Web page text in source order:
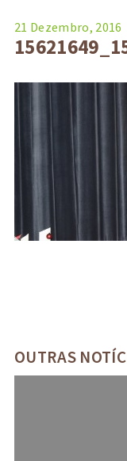
OUTRAS
21 Dezembro, 2016